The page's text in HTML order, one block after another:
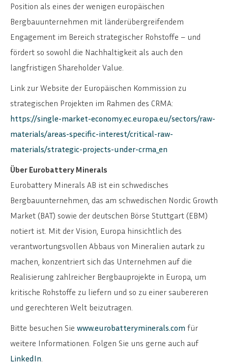
ENGLISH SVENSKA
Position als eines der wenigen europäischen
Bergbauunternehmen mit länderübergreifendem
Engagement im Bereich strategischer Rohstoffe – und
fördert so sowohl die Nachhaltigkeit als auch den
langfristigen Shareholder Value.
Link zur Website der Europäischen Kommission zu
strategischen Projekten im Rahmen des CRMA:
https://single-market-economy.ec.europa.eu/sectors/raw-
materials/areas-specific-interest/critical-raw-
materials/strategic-projects-under-crma_en
Über Eurobattery Minerals
Eurobattery Minerals AB ist ein schwedisches
Bergbauunternehmen, das am schwedischen Nordic Growth
Market (BAT) sowie der deutschen Börse Stuttgart (EBM)
notiert ist. Mit der Vision, Europa hinsichtlich des
verantwortungsvollen Abbaus von Mineralien autark zu
machen, konzentriert sich das Unternehmen auf die
Realisierung zahlreicher Bergbauprojekte in Europa, um
kritische Rohstoffe zu liefern und so zu einer saubereren
und gerechteren Welt beizutragen.
Bitte besuchen Sie www.eurobatteryminerals.com für
weitere Informationen. Folgen Sie uns gerne auch auf
LinkedIn